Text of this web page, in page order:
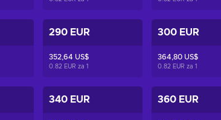
290 EUR
352,64 US$
0.82 EUR za1
300 EUR
364,80 US$
0.82 EUR za1
340 EUR 360 EUR